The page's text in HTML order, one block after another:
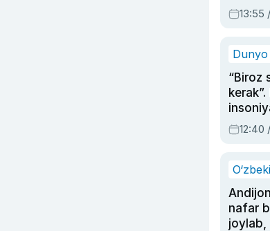
dublyaj
13:55
Dunyo
“Biroz
olmay
12:40
nafar
joylab,